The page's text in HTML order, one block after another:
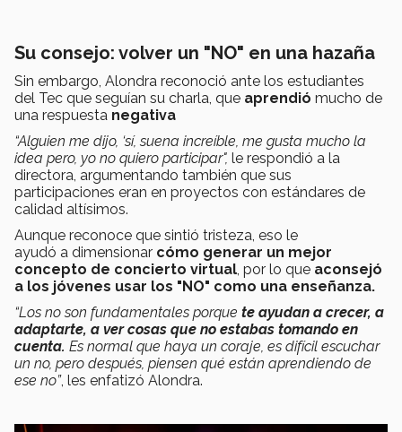
Su consejo: volver un "NO" en una hazaña
Sin embargo, Alondra reconoció ante los estudiantes
del Tec que seguían su charla, que aprendió mucho de
una respuesta negativa
“Alguien me dijo, ‘sí, suena increíble, me gusta mucho la
idea pero, yo no quiero participar", le respondió a la
directora, argumentando también que sus
participaciones eran en proyectos con estándares de
calidad altísimos.
Aunque reconoce que sintió tristeza, eso le
ayudó a dimensionar cómo generar un mejor
concepto de concierto virtual, por lo que aconsejó
a los jóvenes usar los "NO" como una enseñanza.
“Los no son fundamentales porque te ayudan a crecer, a
adaptarte, a ver cosas que no estabas tomando en
cuenta. Es normal que haya un coraje, es difícil escuchar
un no, pero después, piensen qué están aprendiendo de
ese no”, les enfatizó Alondra.